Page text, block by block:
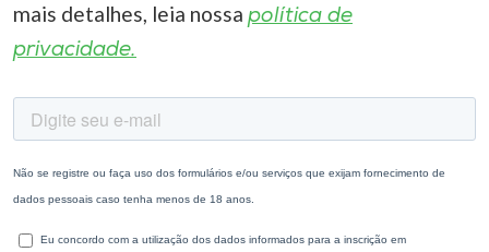
mais detalhes, leia nossa política de
privacidade.